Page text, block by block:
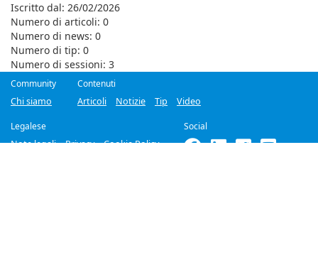
Iscritto dal: 26/02/2026
Numero di articoli: 0
Numero di news: 0
Numero di tip: 0
Numero di sessioni: 3
Community
Chi siamo
Contenuti
Articoli
Notizie Tip Video
Legalese
Note legali
Privacy Cookie Policy
Social